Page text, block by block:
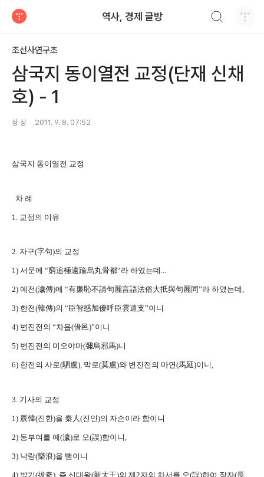
역사, 경제 글방
조선사연구초
삼국지 동이열전 교정(단재 신채
호) - 1
상 상 2011. 9. 8. 07:52
삼국지 동이열전 교정
차 례
1. 교정의 이유
2. 자구(字句)의 교정
1) 서문에 “窮追極遠踰烏丸骨都“라 하였는데...
2) 예전(濊傳)에 “有廉恥不請句麗言語法俗大扺與句麗同”라 하였는데,
3) 한전(韓傳)의 “臣智惑加優呼臣雲遣支”이니
4) 변진전의 “차읍(借邑)”이니
5) 변진전의 미오야마(彌烏邪馬)니
6) 한전의 사로(駟盧), 막로(莫盧)와 변진전의 마연(馬延)이니,
3. 기사의 교정
1) 辰韓(진한)을 秦人(진인)의 자손이라 함이니
2) 동부여를 예(濊)로 오(誤)함이니,
3) 낙랑(樂浪)을 뺌이니
4) 발기(拔奇), 즉 신대왕(新大王)의 제2자의 차서를 오(誤)하여 장자(長